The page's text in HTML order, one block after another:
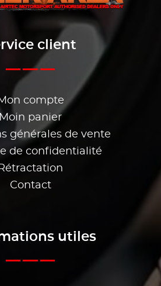
client
compte
panier
générales de vente
de confidentialité
Rétractation
Contact
utiles